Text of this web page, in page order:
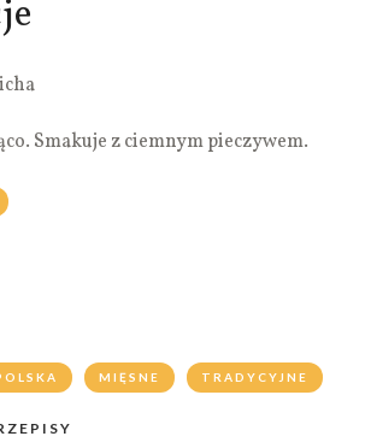
Smakuje z ciemnym pieczywem.
MIĘSNE TRADYCYJNE